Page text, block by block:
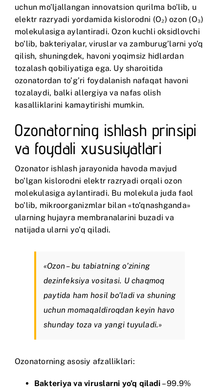
uchun mo’ljallangan innovatsion qurilma bo’lib, u
elektr razryadi yordamida kislorodni (O₂) ozon (O₃)
molekulasiga aylantiradi. Ozon kuchli oksidlovchi
bo’lib, bakteriyalar, viruslar va zamburug’larni yo’q
qilish, shuningdek, havoni yoqimsiz hidlardan
tozalash qobiliyatiga ega. Uy sharoitida
ozonatordan to’g’ri foydalanish nafaqat havoni
tozalaydi, balki allergiya va nafas olish
kasalliklarini kamaytirishi mumkin.
Ozonatorning ishlash prinsipi
va foydali xususiyatlari
Ozonator ishlash jarayonida havoda mavjud
bo’lgan kislorodni elektr razryadi orqali ozon
molekulasiga aylantiradi. Bu molekula juda faol
bo’lib, mikroorganizmlar bilan «to’qnashganda»
ularning hujayra membranalarini buzadi va
natijada ularni yo’q qiladi.
«Ozon – bu tabiatning o’zining
dezinfeksiya vositasi. U chaqmoq
paytida ham hosil bo’ladi va shuning
uchun momaqaldiroqdan keyin havo
shunday toza va yangi tuyuladi.»
Ozonatorning asosiy afzalliklari:
Bakteriya va viruslarni yo’q qiladi – 99.9%